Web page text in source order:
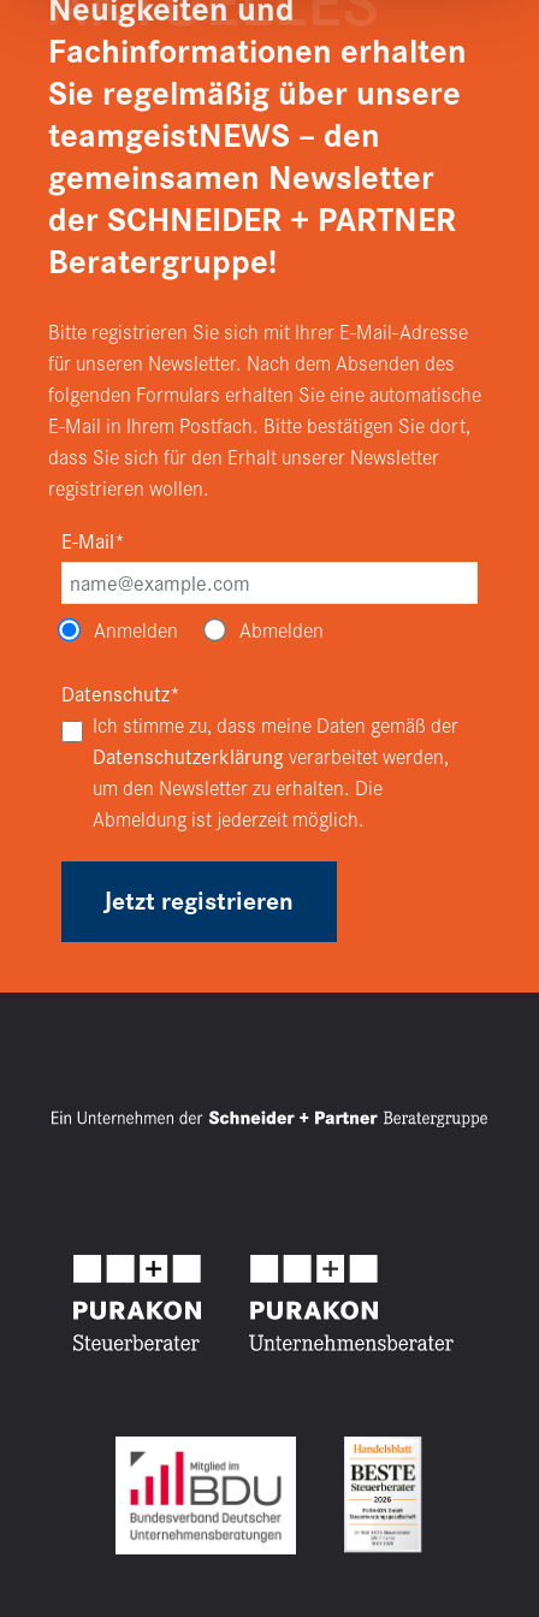
Neuigkeiten und
Fachinformationen erhalten
Sie regelmäßig über unsere
teamgeistNEWS – den
gemeinsamen Newsletter
der SCHNEIDER + PARTNER
Beratergruppe!
Bitte registrieren Sie sich mit Ihrer E-Mail-Adresse
für unseren Newsletter. Nach dem Absenden des
folgenden Formulars erhalten Sie eine automatische
E-Mail in Ihrem Postfach. Bitte bestätigen Sie dort,
dass Sie sich für den Erhalt unserer Newsletter
registrieren wollen.
E-Mail*
Anmelden Abmelden
Datenschutz*
Ich stimme zu, dass meine Daten gemäß der
Datenschutzerklärung verarbeitet werden,
um den Newsletter zu erhalten. Die
Abmeldung ist jederzeit möglich.
Jetzt registrieren